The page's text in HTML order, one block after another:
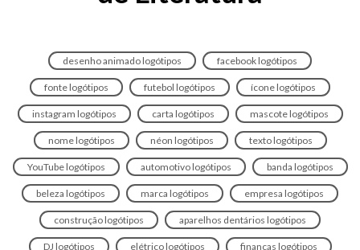
desenho animado logótipos facebook logótipos
fonte logótipos futebol logótipos ícone logótipos
instagram logótipos carta logótipos mascote logótipos
nome logótipos néon logótipos texto logótipos
YouTube logótipos automotivo logótipos banda logótipos
beleza logótipos marca logótipos empresa logótipos
construção logótipos aparelhos dentários logótipos
DJ logótipos elétrico logótipos finanças logótipos